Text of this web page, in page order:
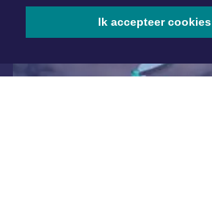
Ik accepteer cookies